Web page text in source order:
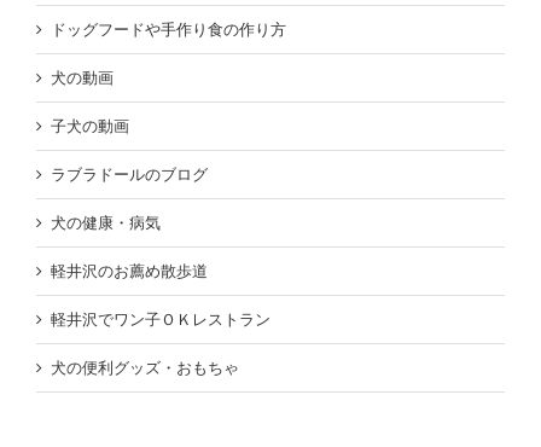
ドッグフードや手作り食の作り方
犬の動画
子犬の動画
ラブラドールのブログ
犬の健康・病気
軽井沢のお薦め散歩道
軽井沢でワン子ＯＫレストラン
犬の便利グッズ・おもちゃ